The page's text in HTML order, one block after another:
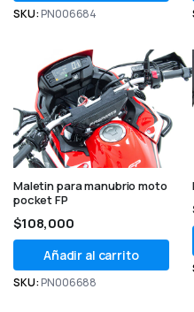
SKU: PN006684
Maletin para manubrio moto
pocket FP
$108,000
Añadir al carrito
SKU: PN006688